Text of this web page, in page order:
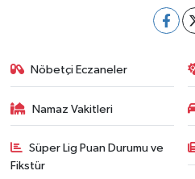
Nöbetçi Eczaneler
Namaz Vakitleri
Süper Lig Puan Durumu ve
Fikstür